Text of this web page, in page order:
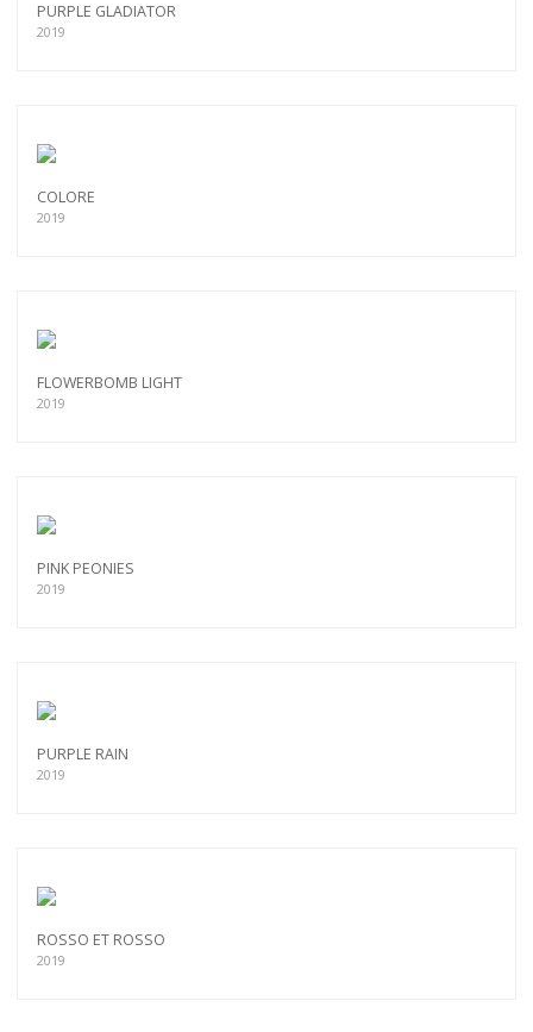
PURPLE GLADIATOR
2019
COLORE
2019
FLOWERBOMB LIGHT
2019
PINK PEONIES
2019
PURPLE RAIN
2019
ROSSO ET ROSSO
2019